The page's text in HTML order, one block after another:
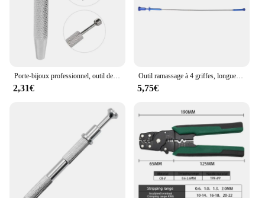
2,31€
Outil ramassage à 4 griffes, longue portée, poignée à ressort flexible, pince à courbe étroite
5,75€